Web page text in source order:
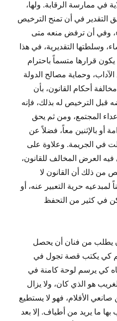
في ممارسة الرقابة. ولها،
التقدير في أن تمنح الترخيص
وفي أن ترفض منعه متى
وسلطتها التقديرية، في هذا
قرارها متسماً باحترام
وحماية مصالح الدولة
أحكام القانون، بأن
قبل الترخيص له بذلك، فإنه
المجتمع، ومن ثم يحق
أو بالإثنين معاً، فضلاً عن
في الجريمة. وعلاوة على
العرض المخالف للقانون،
من ذلك أن القانون لا
لمبدعيه حرية التعبير عنه، أو
في كثير من التحفظ
أن يطلب من فنان أن يحصل
كي يكتب قصة تجول في
كي يرسم لوحة كامنة في
هو الذي كان، ولا يزال
الأفلام، فهو لا يستطيع
ما يريد من أطياف. إلا بعد